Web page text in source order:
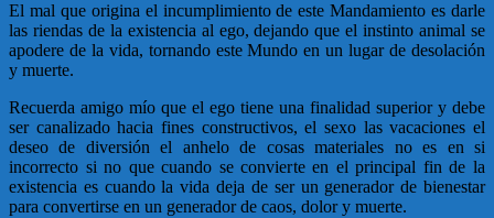
El mal que origina el incumplimiento de este Mandamiento es darle
las riendas de la existencia al ego, dejando que el instinto animal se
apodere de la vida, tornando este Mundo en un lugar de desolación
y muerte.
Recuerda amigo mío que el ego tiene una finalidad superior y debe
ser canalizado hacia fines constructivos, el sexo las vacaciones el
deseo de diversión el anhelo de cosas materiales no es en si
incorrecto si no que cuando se convierte en el principal fin de la
existencia es cuando la vida deja de ser un generador de bienestar
para convertirse en un generador de caos, dolor y muerte.